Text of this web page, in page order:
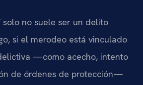
solo no suele ser un delito
si el merodeo está vinculado
—como acecho, intento
de órdenes de protección—